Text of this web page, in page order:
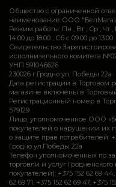
Общество с ограниченной
наименование ООО
Режим работы: Пн , Вт , Ср , Чт ,
14:00 до 18:00 ; Сб c 09:00 до 13:00
Свидетельство
исполнительного комитета
УНП 591046626
230026 г.Гродно ул. Победы 22а
Дата регистрации в Торговом
магазине включены в
Регистрационный номер в
579129
Лицо, уполномоченное ООО
покупателей о нарушении их
о защите прав потребителей:
Гродно ул.Победы 22а
Телефон уполномоченных по
торговли и услуг
покупателей): +375 152 62 69 44,
62 69 71, +375 152 62 69 47, +375